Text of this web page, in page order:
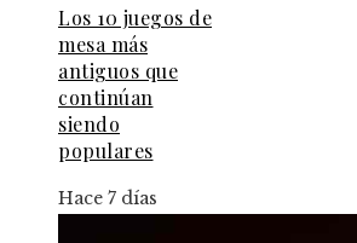
Los 10 juegos de
mesa más
antiguos que
continúan
siendo
populares
Hace 7 días